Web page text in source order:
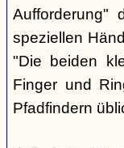
Aufforderung"
speziellen
"Die beiden
Finger und
Pfadfindern